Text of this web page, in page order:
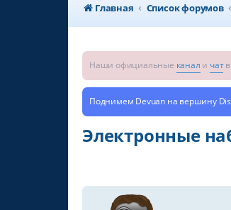
Главная
Список форумов
Наши официальные канал и чатв
Поднимем Devuan на вершину
Электронные